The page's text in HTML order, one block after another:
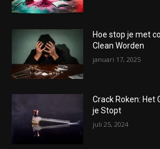
Hoe stop je met
Clean Worden
januari 17, 2025
Crack Roken: Het
je Stopt
juli 25, 2024